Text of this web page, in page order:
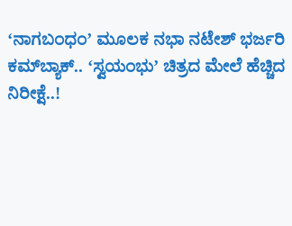
‘ನಾಗಬಂಧಂ’ ಮೂಲಕ ನಭಾ ನಟೇಶ್ ಭರ್ಜರಿ
ಕಮ್‌ಬ್ಯಾಕ್.. ‘ಸ್ವಯಂಭು’ ಚಿತ್ರದ ಮೇಲೆ ಹೆಚ್ಚಿದ
ನಿರೀಕ್ಷೆ..!